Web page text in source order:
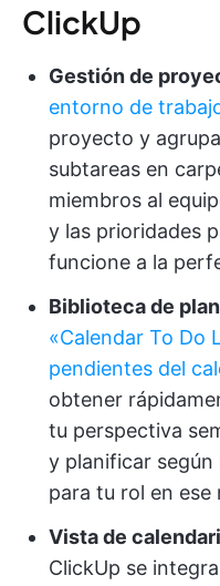
ClickUp
Gestión de
entorno de
proyecto y
subtareas en
miembros al
y las prioridades
funcione a la
Biblioteca de
«Calendar To Do
pendientes del
obtener
tu perspectiva
y planificar según
para tu rol en ese
Vista de
ClickUp se